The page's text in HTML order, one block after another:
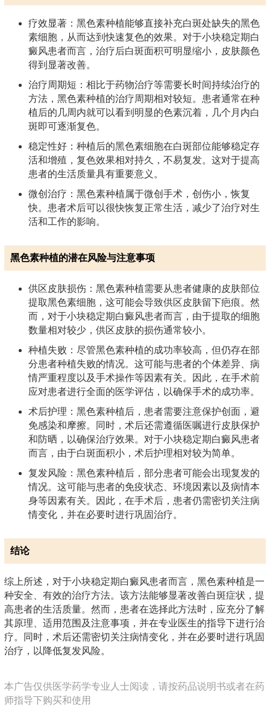
疗效显著：黑色素种植能够直接补充白斑处缺失的黑色
素细胞，从而达到快速复色的效果。对于小块稳定期白
癜风患者而言，治疗后白斑面积可明显缩小，皮肤颜色
得到显著改善。
治疗周期短：相比于药物治疗等需要长时间持续治疗的
方法，黑色素种植的治疗周期相对较短。患者通常在种
植后的几周内就可以看到明显的色素沉着，几个月内白
斑即可逐渐复色。
稳定性好：种植后的黑色素细胞在白斑部位能够稳定存
活和增殖，复色效果相对持久，不易复发。这对于提高
患者的生活质量具有重要意义。
微创治疗：黑色素种植属于微创手术，创伤小，恢复
快。患者术后可以很快恢复正常生活，减少了治疗对生
活和工作的影响。
黑色素种植的潜在风险与注意事项
供区皮肤损伤：黑色素种植需要从患者健康的皮肤部位
提取黑色素细胞，这可能会导致供区皮肤留下疤痕。然
而，对于小块稳定期白癜风患者而言，由于提取的细胞
数量相对较少，供区皮肤的损伤通常较小。
种植失败：尽管黑色素种植的成功率较高，但仍存在部
分患者种植失败的情况。这可能与患者的个体差异、病
情严重程度以及手术操作等因素有关。因此，在手术前
应对患者进行全面的医学评估，以确保手术的成功率。
术后护理：黑色素种植后，患者需要注意保护创面，避
免感染和摩擦。同时，术后还需遵循医嘱进行皮肤保护
和防晒，以确保治疗效果。对于小块稳定期白癜风患者
而言，由于白斑面积小，术后护理相对较为简单。
复发风险：黑色素种植后，部分患者可能会出现复发的
情况。这可能与患者的免疫状态、环境因素以及病情本
身等因素有关。因此，在手术后，患者仍需密切关注病
情变化，并在必要时进行巩固治疗。
结论
综上所述，对于小块稳定期白癜风患者而言，黑色素种植是一
种安全、有效的治疗方法。该方法能够显著改善白斑症状，提
高患者的生活质量。然而，患者在选择此方法时，应充分了解
其原理、适用范围及注意事项，并在专业医生的指导下进行治
疗。同时，术后还需密切关注病情变化，并在必要时进行巩固
治疗，以降低复发风险。
本广告仅供医学药学专业人士阅读，请按药品说明书或者在药
师指导下购买和使用